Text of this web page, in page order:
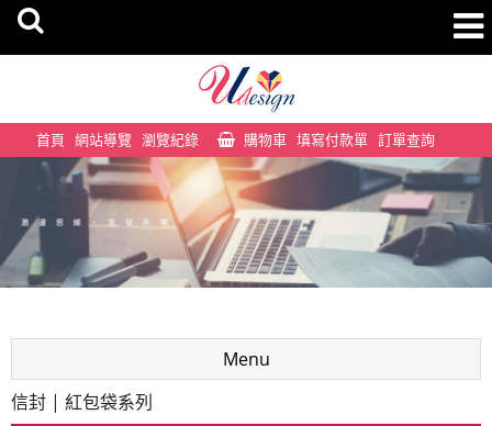
首頁 網站導覽 瀏覽紀錄 購物車 填寫付款單 訂單查詢
Menu
信封 | 紅包袋系列